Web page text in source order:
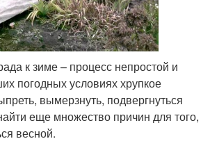
к зиме – процесс непростой и
погодных условиях хрупкое
вымерзнуть, подвергнуться
еще множество причин для того,
весной.